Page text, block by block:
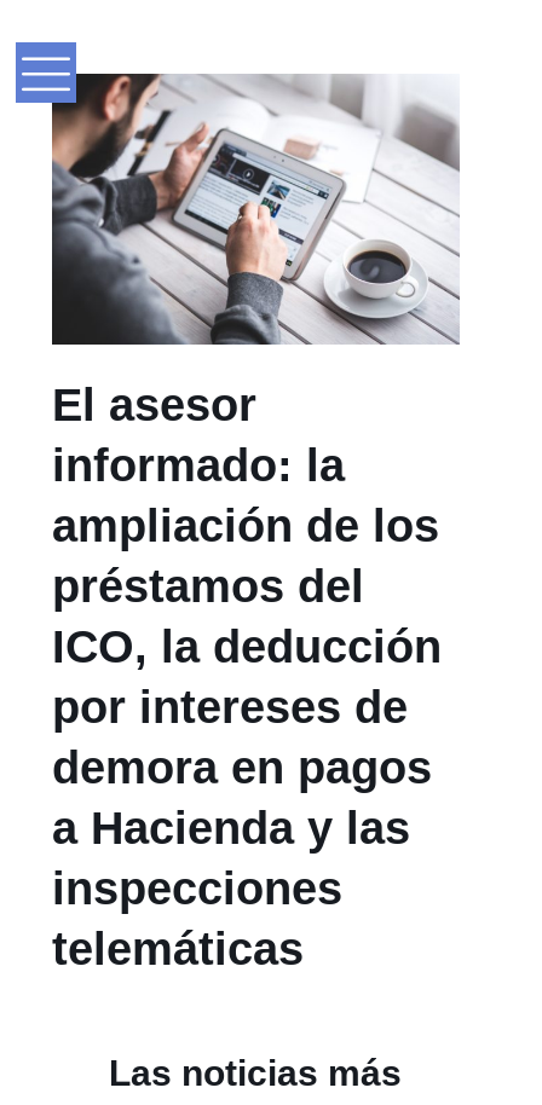
El asesor
informado: la
ampliación de los
préstamos del
ICO, la deducción
por intereses de
demora en pagos
a Hacienda y las
inspecciones
telemáticas
Las noticias más